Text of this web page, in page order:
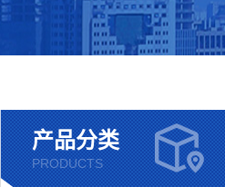
产品分类
PRODUCTS